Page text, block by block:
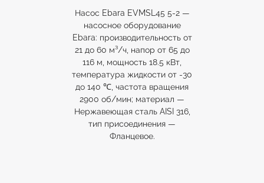
Насос Ebara EVMSL45 5-2 —
насосное оборудование
Ebara: производительность от
21 до 60 м³/ч, напор от 65 до
116 м, мощность 18.5 кВт,
температура жидкости от -30
до 140 ℃, частота вращения
2900 об/мин; материал —
Нержавеющая сталь AISI 316,
тип присоединения —
Фланцевое.